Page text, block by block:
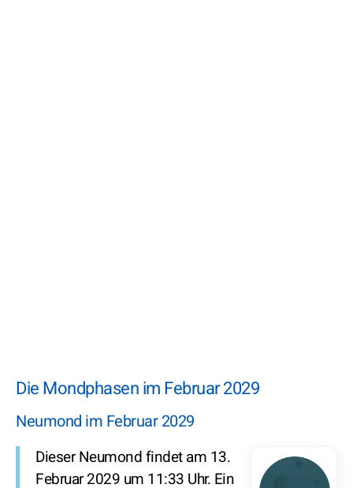
Die Mondphasen im Februar 2029
Neumond im Februar 2029
Dieser Neumond findet am 13.
Februar 2029 um 11:33 Uhr. Ein